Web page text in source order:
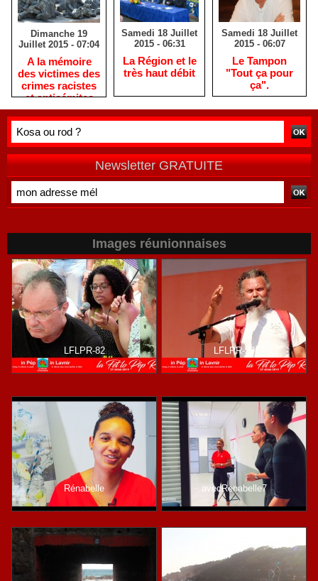
Dimanche 19
Juillet 2015 - 07:04
A la mémoire
des victimes des
crimes racistes
et antisémites
Samedi 18 Juillet
2015 - 06:31
La Région et le
très haut débit
Samedi 18 Juillet
2015 - 06:07
Le Tampon
"Tout ça pour
ça".
Newsletter GRATUITE
Images réunionnaises
LFLPR-82 LFLPR-29
Rénabelle avecRenabelle7